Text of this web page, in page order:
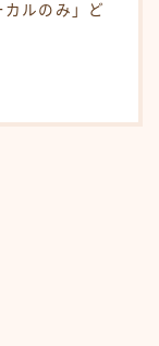
ルのみ」ど